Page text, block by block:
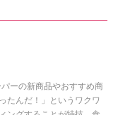
ーの新商品やおすすめ商
たんだ！」というワクワ